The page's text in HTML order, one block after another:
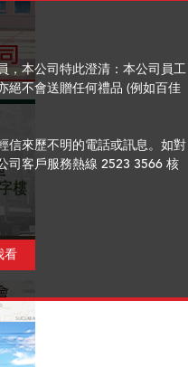
，本公司特此澄清：本公司員工
絕不會送贈任何禮品 (例如百佳
信來歷不明的電話或訊息。如對
司客戶服務熱線 2523 3566 核
看